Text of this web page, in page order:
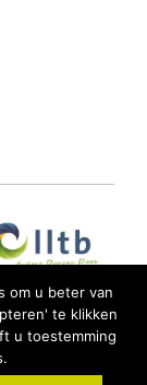
om u beter van
te klikken
u toestemming